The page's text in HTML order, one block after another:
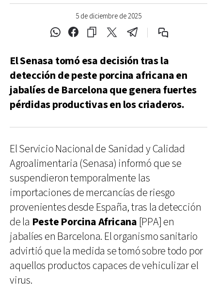
5 de diciembre de 2025
El Senasa tomó esa decisión tras la
detección de peste porcina africana en
jabalíes de Barcelona que genera fuertes
pérdidas productivas en los criaderos.
El Servicio Nacional de Sanidad y Calidad
Agroalimentaria (Senasa) informó que se
suspendieron temporalmente las
importaciones de mercancías de riesgo
provenientes desde España, tras la detección
de la Peste Porcina Africana [PPA] en
jabalíes en Barcelona. El organismo sanitario
advirtió que la medida se tomó sobre todo por
aquellos productos capaces de vehiculizar el
virus.